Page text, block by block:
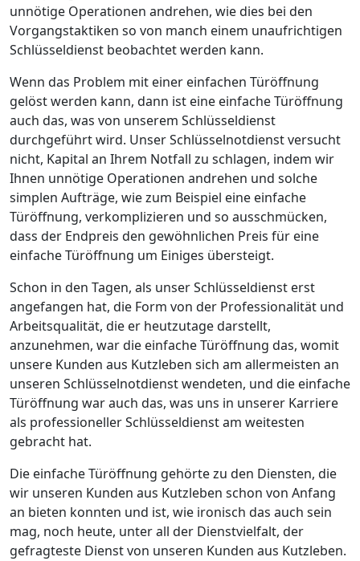
unnötige Operationen andrehen, wie dies bei den
Vorgangstaktiken so von manch einem unaufrichtigen
Schlüsseldienst beobachtet werden kann.
Wenn das Problem mit einer einfachen Türöffnung
gelöst werden kann, dann ist eine einfache Türöffnung
auch das, was von unserem Schlüsseldienst
durchgeführt wird. Unser Schlüsselnotdienst versucht
nicht, Kapital an Ihrem Notfall zu schlagen, indem wir
Ihnen unnötige Operationen andrehen und solche
simplen Aufträge, wie zum Beispiel eine einfache
Türöffnung, verkomplizieren und so ausschmücken,
dass der Endpreis den gewöhnlichen Preis für eine
einfache Türöffnung um Einiges übersteigt.
Schon in den Tagen, als unser Schlüsseldienst erst
angefangen hat, die Form von der Professionalität und
Arbeitsqualität, die er heutzutage darstellt,
anzunehmen, war die einfache Türöffnung das, womit
unsere Kunden aus Kutzleben sich am allermeisten an
unseren Schlüsselnotdienst wendeten, und die einfache
Türöffnung war auch das, was uns in unserer Karriere
als professioneller Schlüsseldienst am weitesten
gebracht hat.
Die einfache Türöffnung gehörte zu den Diensten, die
wir unseren Kunden aus Kutzleben schon von Anfang
an bieten konnten und ist, wie ironisch das auch sein
mag, noch heute, unter all der Dienstvielfalt, der
gefragteste Dienst von unseren Kunden aus Kutzleben.